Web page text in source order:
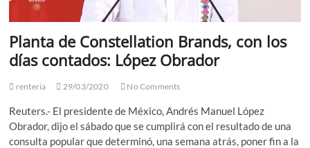
Planta de Constellation Brands, con los
días contados: López Obrador
renteria 29/03/2020 No Comments
Reuters.- El presidente de México, Andrés Manuel López
Obrador, dijo el sábado que se cumplirá con el resultado de una
consulta popular que determinó, una semana atrás, poner fin a la